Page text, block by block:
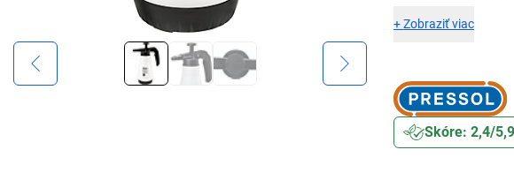
+Zobraziť viac
Skóre: 2,4/5,9